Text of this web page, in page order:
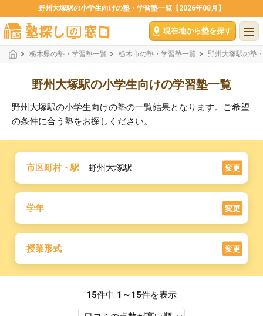
野州大塚駅の小学生向けの塾・学習塾一覧【2026年08月】
現在地から塾を探す
栃木県の塾・学習塾一覧 栃木市の塾・学習塾一覧 野州大塚駅の塾
野州大塚駅の小学生向けの学習塾一覧
野州大塚駅の小学生向けの塾の一覧結果となります。ご希望
の条件に合う塾をお探しください。
市区町村・駅 野州大塚駅 変更
学年 変更
授業形式 変更
15件中 1～15件を表示